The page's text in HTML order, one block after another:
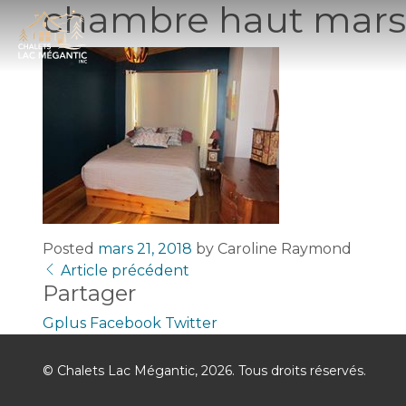
chambre haut mars
Posted mars 21, 2018 by Caroline Raymond
Article précédent
Partager
Gplus Facebook Twitter
© Chalets Lac Mégantic, 2026. Tous droits réservés.